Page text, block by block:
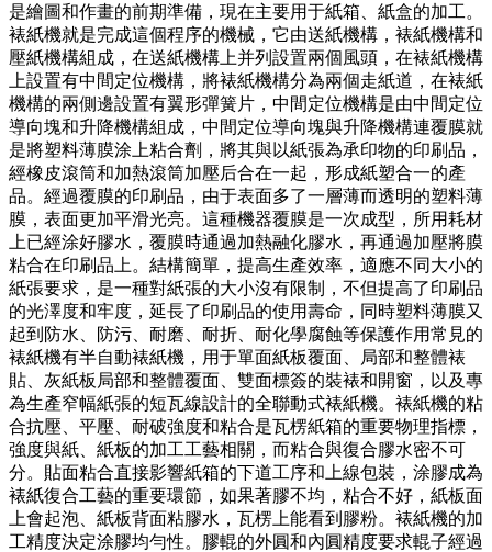
是繪圖和作畫的前期準備，現在主要用于紙箱、紙盒的加工。
裱紙機就是完成這個程序的機械，它由送紙機構，裱紙機構和
壓紙機構組成，在送紙機構上并列設置兩個風頭，在裱紙機構
上設置有中間定位機構，將裱紙機構分為兩個走紙道，在裱紙
機構的兩側邊設置有翼形彈簧片，中間定位機構是由中間定位
導向塊和升降機構組成，中間定位導向塊與升降機構連覆膜就
是將塑料薄膜涂上粘合劑，將其與以紙張為承印物的印刷品，
經橡皮滾筒和加熱滾筒加壓后合在一起，形成紙塑合一的產
品。經過覆膜的印刷品，由于表面多了一層薄而透明的塑料薄
膜，表面更加平滑光亮。這種機器覆膜是一次成型，所用耗材
上已經涂好膠水，覆膜時通過加熱融化膠水，再通過加壓將膜
粘合在印刷品上。結構簡單，提高生產效率，適應不同大小的
紙張要求，是一種對紙張的大小沒有限制，不但提高了印刷品
的光澤度和牢度，延長了印刷品的使用壽命，同時塑料薄膜又
起到防水、防污、耐磨、耐折、耐化學腐蝕等保護作用常見的
裱紙機有半自動裱紙機，用于單面紙板覆面、局部和整體裱
貼、灰紙板局部和整體覆面、雙面標簽的裝裱和開窗，以及專
為生產窄幅紙張的短瓦線設計的全聯動式裱紙機。裱紙機的粘
合抗壓、平壓、耐破強度和粘合是瓦楞紙箱的重要物理指標，
強度與紙、紙板的加工工藝相關，而粘合與復合膠水密不可
分。貼面粘合直接影響紙箱的下道工序和上線包裝，涂膠成為
裱紙復合工藝的重要環節，如果著膠不均，粘合不好，紙板面
上會起泡、紙板背面粘膠水，瓦楞上能看到膠粉。裱紙機的加
工精度決定涂膠均勻性。膠輥的外圓和內圓精度要求輥子經過